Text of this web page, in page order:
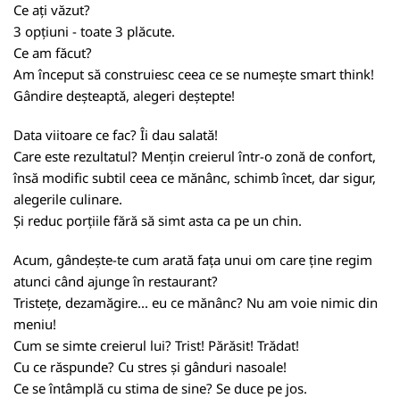
Ce ați văzut?
3 opțiuni - toate 3 plăcute.
Ce am făcut?
Am început să construiesc ceea ce se numește smart think!
Gândire deșteaptă, alegeri deștepte!
Data viitoare ce fac? Îi dau salată!
Care este rezultatul? Mențin creierul într-o zonă de confort,
însă modific subtil ceea ce mănânc, schimb încet, dar sigur,
alegerile culinare.
Și reduc porțiile fără să simt asta ca pe un chin.
Acum, gândește-te cum arată fața unui om care ține regim
atunci când ajunge în restaurant?
Tristețe, dezamăgire... eu ce mănânc? Nu am voie nimic din
meniu!
Cum se simte creierul lui? Trist! Părăsit! Trădat!
Cu ce răspunde? Cu stres și gânduri nasoale!
Ce se întâmplă cu stima de sine? Se duce pe jos.